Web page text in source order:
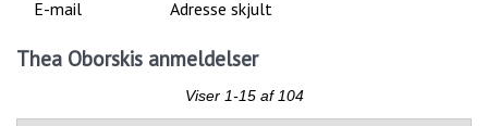
E-mail
Adresse skjult
Thea Oborskis anmeldelser
Viser 1-15 af 104